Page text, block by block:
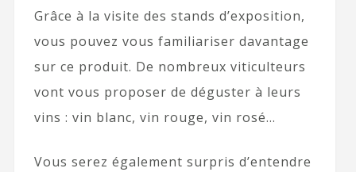
Grâce à la visite des stands d’exposition,
vous pouvez vous familiariser davantage
sur ce produit. De nombreux viticulteurs
vont vous proposer de déguster à leurs
vins : vin blanc, vin rouge, vin rosé…
Vous serez également surpris d’entendre